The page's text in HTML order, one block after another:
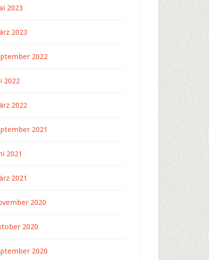
2023
2023
2022
2022
2022
2021
2021
2021
2020
2020
2020